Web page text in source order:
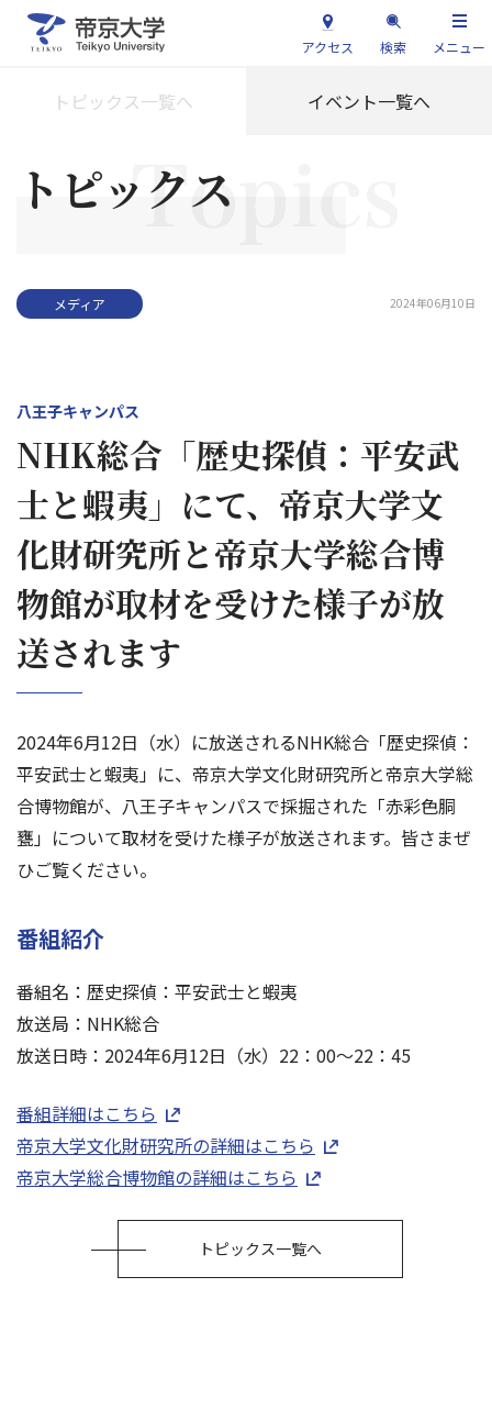
アクセス 検索 メニュー
トピックス一覧へ イベント一覧へ
トピックス
メディア 2024年06月10日
八王子キャンパス
NHK総合「歴史探偵：平安武
士と蝦夷」にて、帝京大学文
化財研究所と帝京大学総合博
物館が取材を受けた様子が放
送されます
2024年6月12日（水）に放送されるNHK総合「歴史探偵：
平安武士と蝦夷」に、帝京大学文化財研究所と帝京大学総
合博物館が、八王子キャンパスで採掘された「赤彩色胴
甕」について取材を受けた様子が放送されます。皆さまぜ
ひご覧ください。
番組紹介
番組名：歴史探偵：平安武士と蝦夷
放送局：NHK総合
放送日時：2024年6月12日（水）22：00～22：45
番組詳細はこちら
帝京大学文化財研究所の詳細はこちら
帝京大学総合博物館の詳細はこちら
トピックス一覧へ